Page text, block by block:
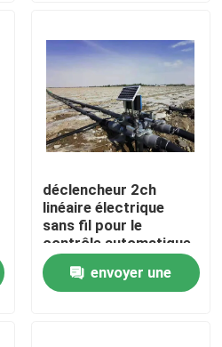
déclencheur 2ch
linéaire électrique
sans fil pour le
contrôle automatique
d'irrigation
envoyer une